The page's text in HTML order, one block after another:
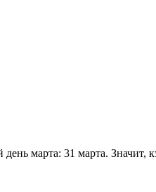
марта: 31 марта. Значит,